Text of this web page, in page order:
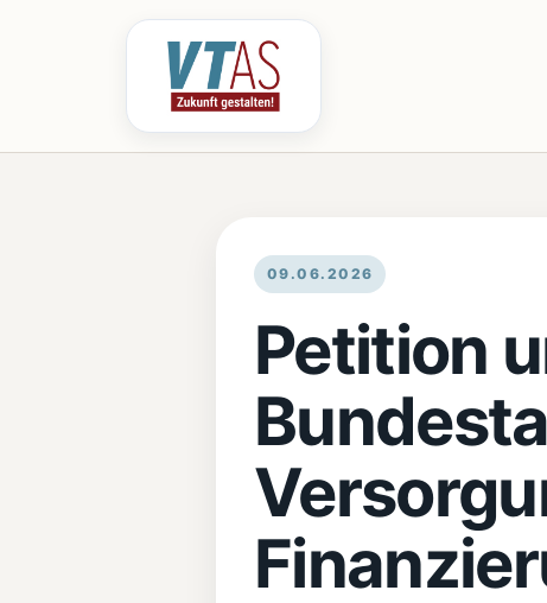
09.06.2026
Petition